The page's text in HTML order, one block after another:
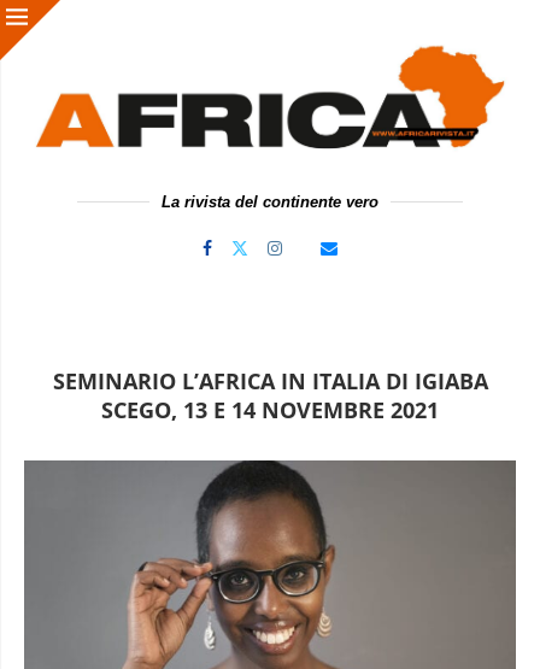
La rivista del continente vero
SEMINARIO L’AFRICA IN ITALIA DI IGIABA
SCEGO, 13 E 14 NOVEMBRE 2021